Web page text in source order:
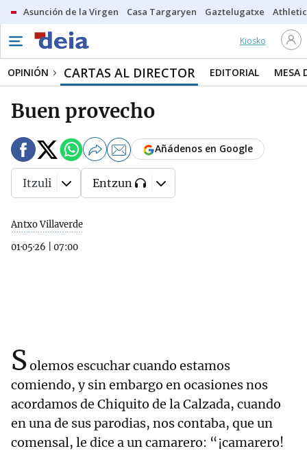
Asunción de la Virgen Casa Targaryen Gaztelugatxe Athletic
Kiosko
OPINIÓN CARTAS AL DIRECTOR EDITORIAL MESA
Buen provecho
Antxo Villaverde
01·05·26
07:00
Añádenos en Google
Itzuli Entzun
Solemos escuchar cuando estamos
comiendo, y sin embargo en ocasiones nos
acordamos de Chiquito de la Calzada, cuando
en una de sus parodias, nos contaba, que un
comensal, le dice a un camarero: “¡camarero!